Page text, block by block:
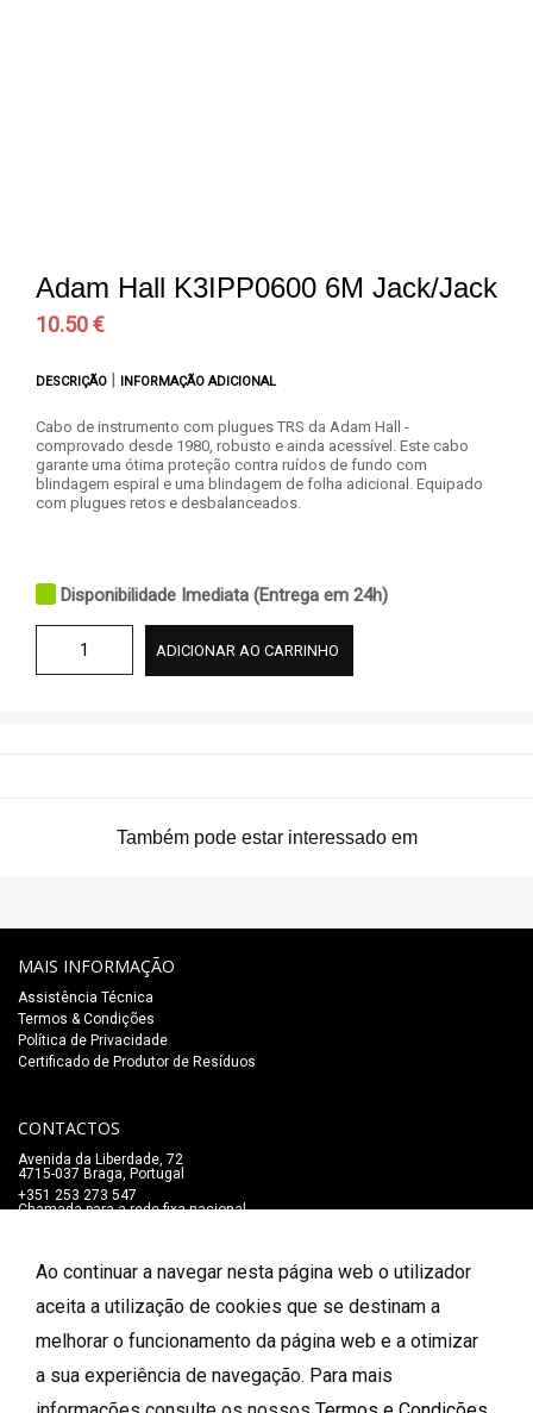
Ao continuar a navegar nesta página web o utilizador
aceita a utilização de cookies que se destinam a
melhorar o funcionamento da página web e a otimizar
a sua experiência de navegação. Para mais
Adam Hall K3IPP0600 6M Jack/Jack
10.50 €
DESCRIÇÃO | INFORMAÇÃO ADICIONAL
Cabo de instrumento com plugues TRS da Adam Hall -
comprovado desde 1980, robusto e ainda acessível. Este cabo
garante uma ótima proteção contra ruídos de fundo com
blindagem espiral e uma blindagem de folha adicional. Equipado
com plugues retos e desbalanceados.
Disponibilidade Imediata (Entrega em 24h)
ADICIONAR AO CARRINHO
Também pode estar interessado em
MAIS INFORMAÇÃO
Assistência Técnica
Termos & Condições
Política de Privacidade
Certificado de Produtor de Resíduos
CONTACTOS
Avenida da Liberdade, 72
4715-037 Braga, Portugal
+351 253 273 547
Chamada para a rede fixa nacional
FORMAS DE PAGAMENTO